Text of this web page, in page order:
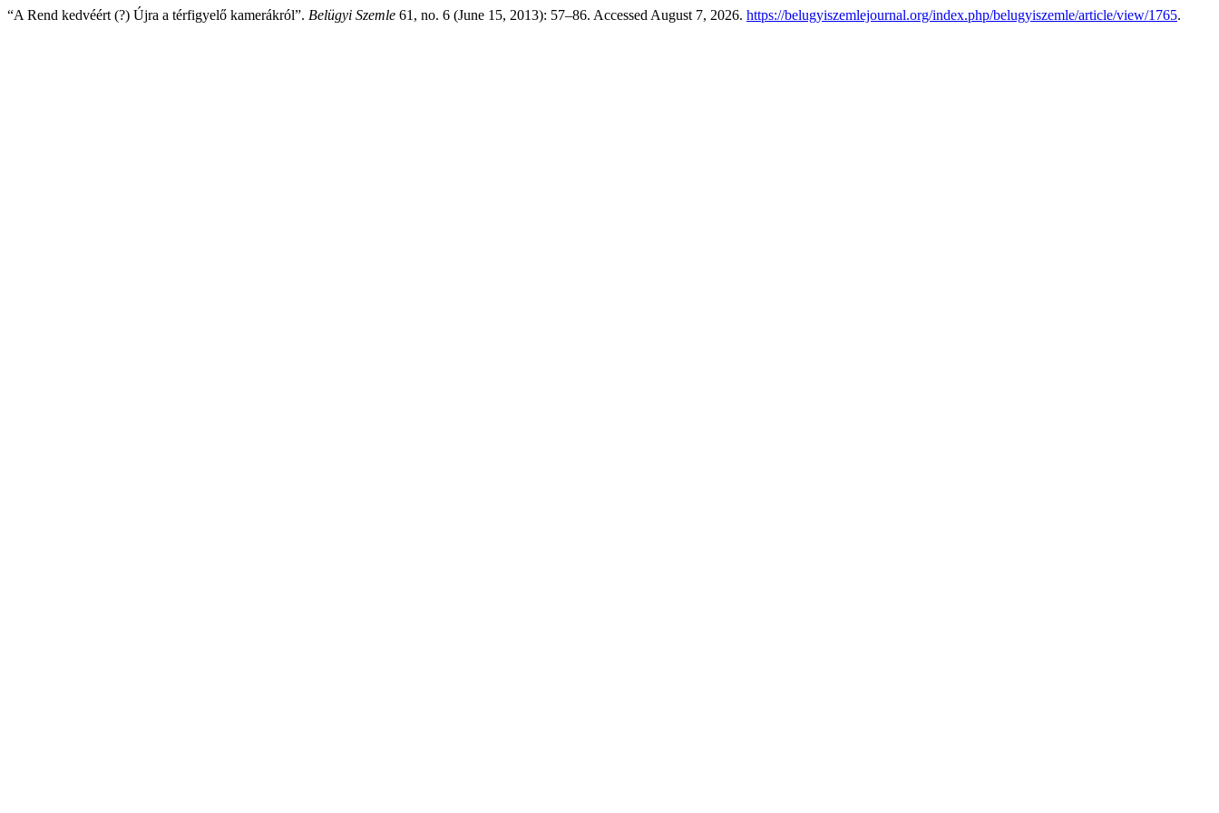
“A Rend kedvéért (?) Újra a térfigyelő kamerákról”. Belügyi Szemle 61, no. 6 (June 15, 2013): 57–86. Accessed August 7, 2026. https://belugyiszemlejournal.org/index.php/belugyiszemle/article/view/1765.